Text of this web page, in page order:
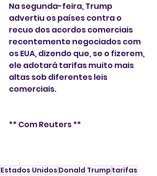
Na segunda-feira, Trump
advertiu os países contra o
recuo dos acordos comerciais
recentemente negociados com
os EUA, dizendo que, se o fizerem,
ele adotará tarifas muito mais
altas sob diferentes leis
comerciais.
** Com Reuters **
Estados Unidos Donald Trump tarifas